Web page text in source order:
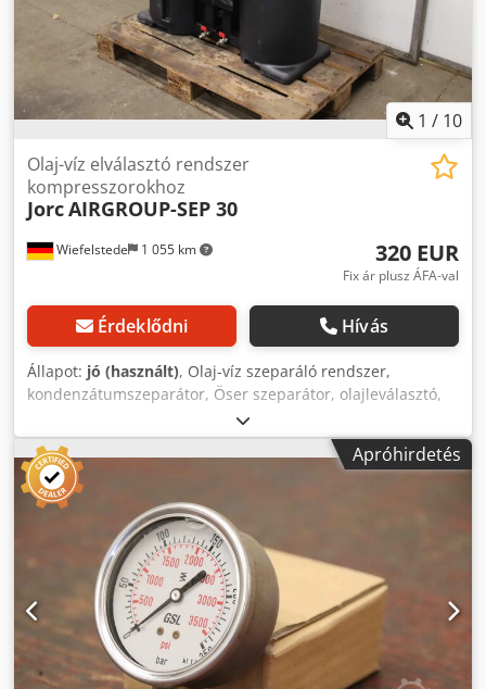
1 / 10
Wiefelstede 1 055 km
Olaj-víz elválasztó rendszer
kompresszorokhoz
JorcAIRGROUP-SEP 30
320 EUR
Fix ár plusz ÁFA-val
Érdeklődni Hívás
Állapot: jó (használt), Olaj-víz szeparáló rendszer,
kondenzátumszeparátor, Öser szeparátor, olajleválasztó,
olaj-/vízleválasztó, levegőkompresszor olaj-víz elválasztó -
Gyártó: Jorc, olaj-víz leválasztó - Típus: AIRGROUP-SEP 30 -
Méretek: 970/440/H900 mm Dkodoxz Avnjpfx Amrsr - Súly:
56 kg
Apróhirdetés